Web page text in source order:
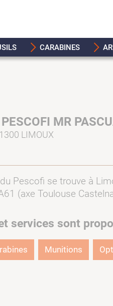
CARABINES
MR
LIMOUX
Pescofi se trouve à
(axe Toulouse
services sont
Munitions